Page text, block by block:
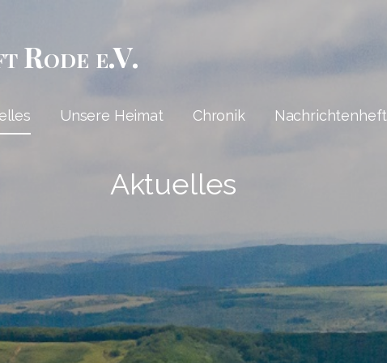
Rode e.V.
Unsere Heimat Chronik Nachrichtenheft
Aktuelles